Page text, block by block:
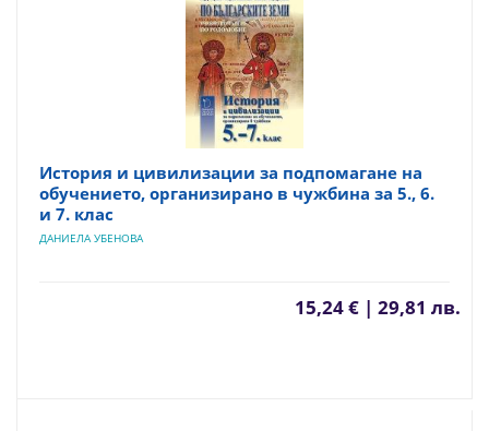
История и цивилизации за подпомагане на
обучението, организирано в чужбина за 5., 6.
и 7. клас
ДАНИЕЛА УБЕНОВА
15,24 € | 29,81 лв.